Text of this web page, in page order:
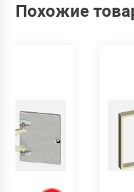
Похожие